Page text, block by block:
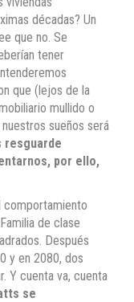
décadas? Un
que no. Se
tener
que (lejos de la
mullido o
sueños será
resguarde
por ello,
comportamiento
de clase
Después
y en 2080, dos
Y cuenta va, cuenta
se